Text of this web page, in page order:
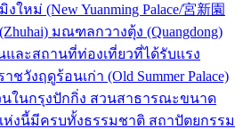
หม่ (New Yuanming Palace/宮新園
มณฑลกวางตุ้ง (Quangdong)
และสถานที่ท่องเที่ยวที่ได้รับแรง
วังฤดูร้อนเก่า (Old Summer Palace)
ในกรุงปักกิ่ง สวนสาธารณะขนาด
ห่งนี้มีครบทั้งธรรมชาติ สถาปัตยกรรม